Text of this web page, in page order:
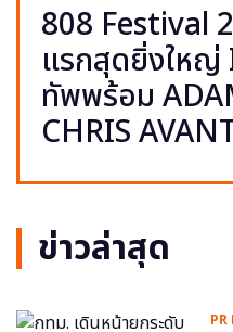
808 Festival
แรกสุดยิ่งใหญ่
ทัพพร้อม
CHRIS
ข่าวล่าสุด
PR